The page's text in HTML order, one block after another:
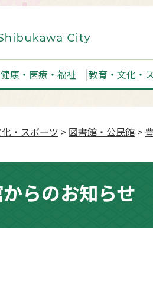
健康・医療・福祉 教育・文化・
・スポーツ > 図書館・公民館 >
らのお知らせ